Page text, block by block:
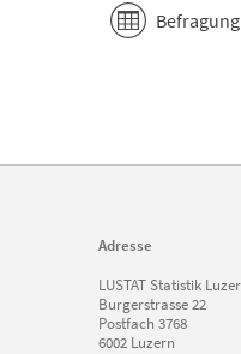
Adresse
LUSTAT Statistik
Burgerstrasse 22
Postfach 3768
6002 Luzern